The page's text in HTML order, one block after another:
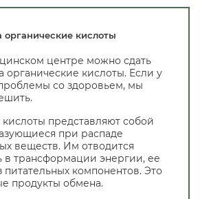
кислоты
центре можно сдать
органические кислоты. Если у
со здоровьем, мы
представляют собой
при распаде
веществ. Им отводится
в трансформации энергии, ее
питательных компонентов. Это
продукты обмена.